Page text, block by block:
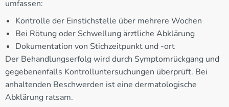
umfassen:
Kontrolle der Einstichstelle über mehrere Wochen
Bei Rötung oder Schwellung ärztliche Abklärung
Dokumentation von Stichzeitpunkt und -ort
Der Behandlungserfolg wird durch Symptomrückgang und
gegebenenfalls Kontrolluntersuchungen überprüft. Bei
anhaltenden Beschwerden ist eine dermatologische
Abklärung ratsam.